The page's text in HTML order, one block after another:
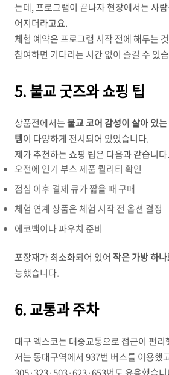
는데, 프로그램이 끝나자 현장에서는 사
어지더라고요.
체험 예약은 프로그램 시작 전에 해두는
참여하면 기다리는 시간 없이 즐길 수 있
5. 불교 굿즈와 쇼핑 팁
상품전에서는불교 코어 감성이 살아 있
템이 다양하게 전시되어 있었습니다.
제가 추천하는 쇼핑 팁은 다음과 같습니다.
오전에 인기 부스 제품 퀄리티 확인
점심 이후 결제 큐가 짧을 때 구매
체험 연계 상품은 체험 시작 전 옵션 결정
에코백이나 파우치 준비
포장재가 최소화되어 있어 작은 가방 하
능했습니다.
6. 교통과 주차
대구 엑스코는 대중교통으로 접근이 편리
저는 동대구역에서 937번 버스를 이용했